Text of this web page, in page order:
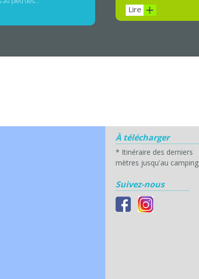
Lire
À télécharger
* Itinéraire des derniers
mètres jusqu'au camping
Suivez-nous